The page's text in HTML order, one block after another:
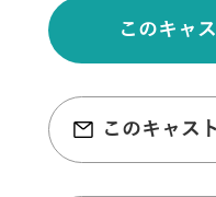
このキャ
このキャス